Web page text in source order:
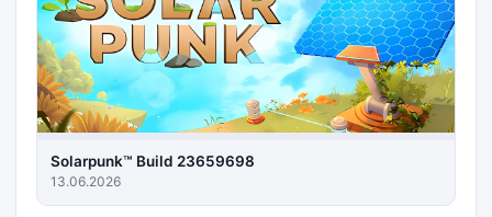
Solarpunk™ Build 23659698
13.06.2026